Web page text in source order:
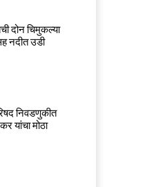
दोन चिमुकल्या
नदीत उडी
निवडणुकीत
यांचा मोठा